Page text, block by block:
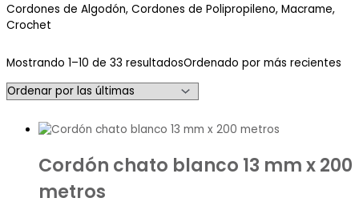
Cordones de Algodón, Cordones de Polipropileno, Macrame,
Crochet
Mostrando 1–10 de 33 resultadosOrdenado por más recientes
Cordón chato blanco 13 mm x 200
metros